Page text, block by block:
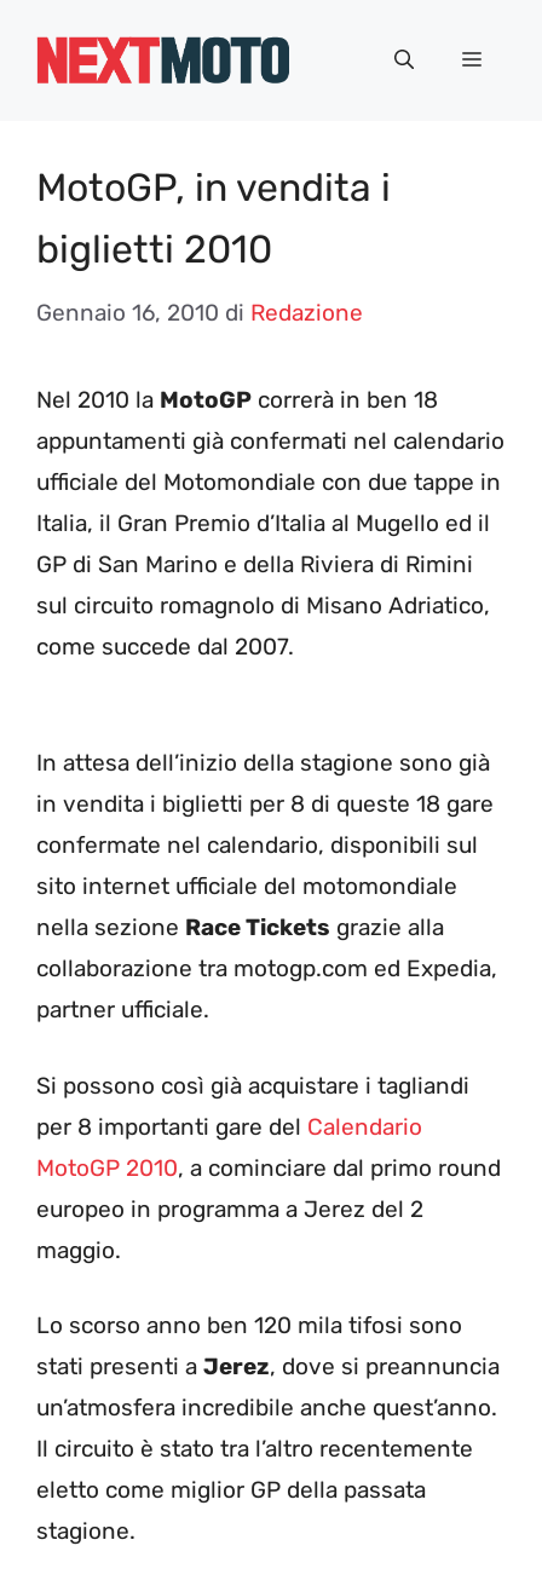
Menu
MotoGP, in vendita i
biglietti 2010
Gennaio 16, 2010 di Redazione
Nel 2010 la MotoGP correrà in ben 18
appuntamenti già confermati nel calendario
ufficiale del Motomondiale con due tappe in
Italia, il Gran Premio d’Italia al Mugello ed il
GP di San Marino e della Riviera di Rimini
sul circuito romagnolo di Misano Adriatico,
come succede dal 2007.
In attesa dell’inizio della stagione sono già
in vendita i biglietti per 8 di queste 18 gare
confermate nel calendario, disponibili sul
sito internet ufficiale del motomondiale
nella sezione Race Tickets grazie alla
collaborazione tra motogp.com ed Expedia,
partner ufficiale.
Si possono così già acquistare i tagliandi
per 8 importanti gare del Calendario
MotoGP 2010, a cominciare dal primo round
europeo in programma a Jerez del 2
maggio.
Lo scorso anno ben 120 mila tifosi sono
stati presenti a Jerez, dove si preannuncia
un’atmosfera incredibile anche quest’anno.
Il circuito è stato tra l’altro recentemente
eletto come miglior GP della passata
stagione.